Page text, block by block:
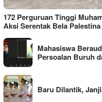
172 Perguruan Tinggi
Aksi Serentak Bela Palestina
Mahasiswa
Persoalan Buruh
Baru Dilantik,